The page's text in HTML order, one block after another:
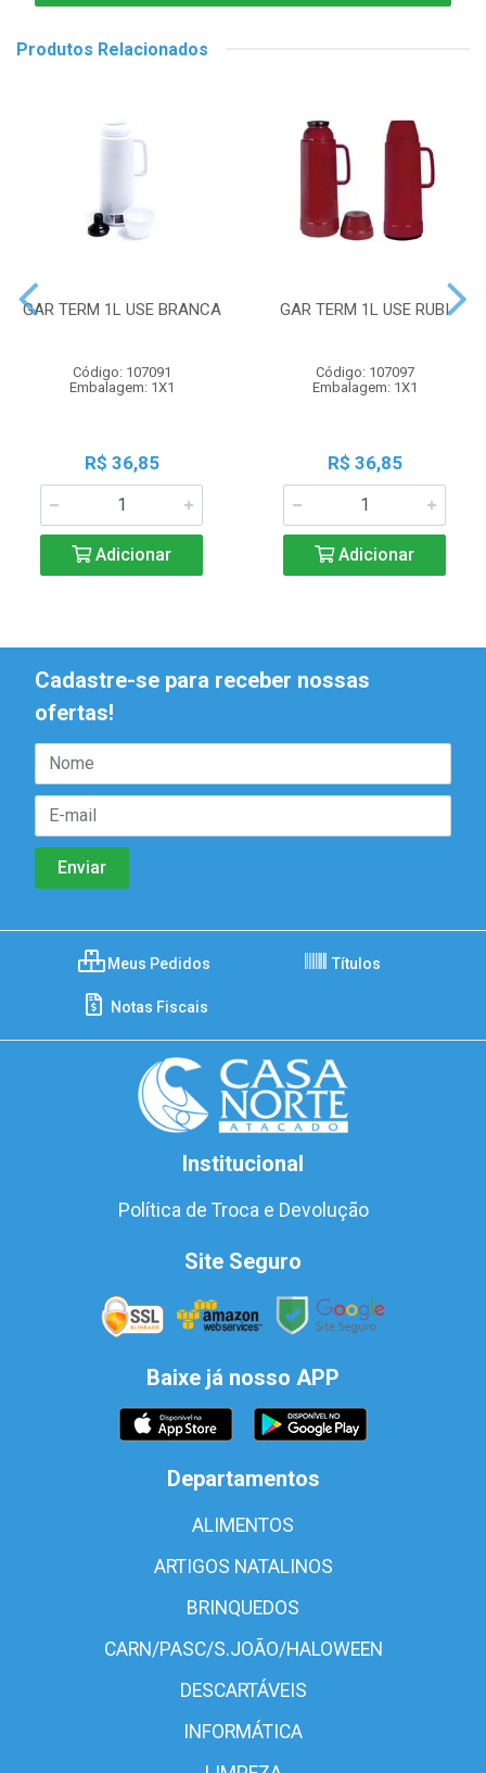
Produtos Relacionados
GAR TERM 1L USE BRANCA
Código: 107091
Embalagem: 1X1
R$ 36,85
Adicionar
GAR TERM 1L USE RUBI
Código: 107097
Embalagem: 1X1
R$ 36,85
Adicionar
Cadastre-se para receber nossas
ofertas!
Meus Pedidos Títulos
Notas Fiscais
Institucional
Política de Troca e Devolução
Site Seguro
Baixe já nosso APP
Departamentos
ALIMENTOS
ARTIGOS NATALINOS
BRINQUEDOS
CARN/PASC/S.JOÃO/HALOWEEN
DESCARTÁVEIS
INFORMÁTICA